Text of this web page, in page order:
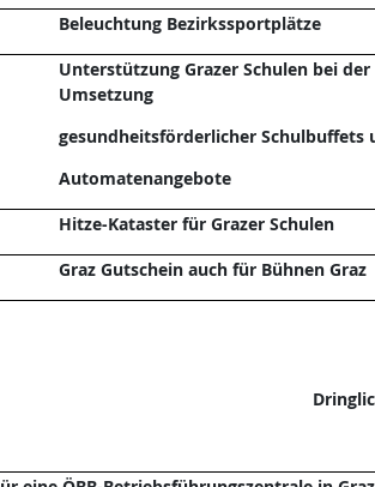
Beleuchtung Bezirkssportplätze
Unterstützung Grazer Schulen bei der
Umsetzung
gesundheitsförderlicher Schulbuffets
Automatenangebote
Hitze-Kataster für Grazer Schulen
Graz Gutschein auch für Bühnen Graz